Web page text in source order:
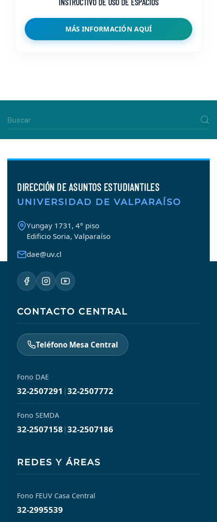
MÁS INFORMACIÓN AQUÍ
DIRECCIÓN DE ASUNTOS ESTUDIANTILES
UNIVERSIDAD DE VALPARAÍSO
Yungay 1731, 4° piso
Edificio Soria, Valparaíso
dae@uv.cl
CONTACTO CENTRAL
Teléfono Mesa Central
Fono DAE
32-2507291 |32-2507772
Fono SEMDA
32-2507158 |32-2507186
REDES Y ÁREAS
Fono FEUV Casa Central
32-2995539